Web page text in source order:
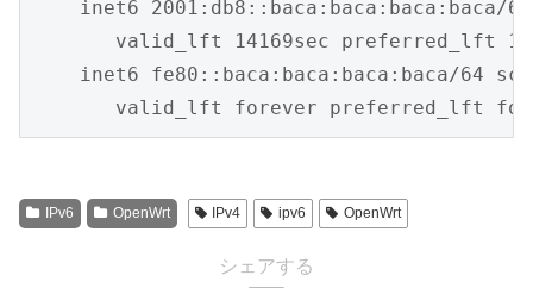
inet6 2001:db8::baca:baca:baca:baca/
valid_lft 14169sec preferred_lft
inet6 fe80::baca:baca:baca:baca/64
valid_lft forever preferred_lft
IPv6 OpenWrt IPv4 ipv6 OpenWrt
シェアする